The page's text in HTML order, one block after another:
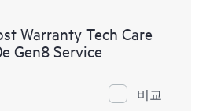
Warranty Tech Care
Gen8 Service
비교